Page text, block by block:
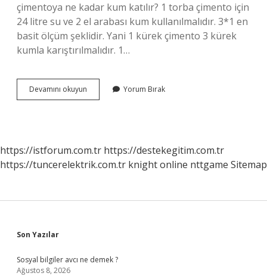
çimentoya ne kadar kum katılır? 1 torba çimento için
24 litre su ve 2 el arabası kum kullanılmalıdır. 3*1 en
basit ölçüm şeklidir. Yani 1 kürek çimento 3 kürek
kumla karıştırılmalıdır. 1…
Devamını okuyun
M2
Çimento
Gider
Yorum Bırak
https://istforum.com.tr https://destekegitim.com.tr
https://tuncerelektrik.com.tr knight online nttgame Sitemap
Sidebar
Son Yazılar
Sosyal bilgiler avcı ne demek ?
Ağustos 8, 2026